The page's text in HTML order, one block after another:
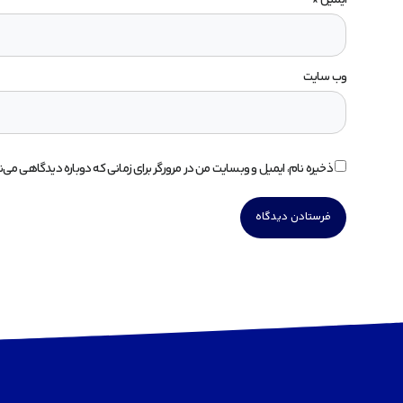
وب‌ سایت
ذخیره نام، ایمیل و وبسایت من در مرورگر برای زمانی که دوباره دیدگاهی